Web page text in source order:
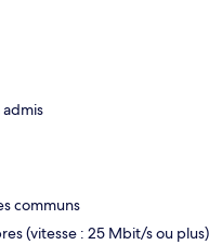
communs
(vitesse : 25 Mbit/s ou plus)